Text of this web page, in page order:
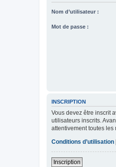
Nom d’utilisateur :
Mot de passe :
INSCRIPTION
Vous devez être inscrit
utilisateurs inscrits.
attentivement toutes
Conditions d’utilisation
Inscription